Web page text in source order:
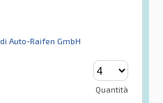
di Auto-Raifen GmbH
Quantità